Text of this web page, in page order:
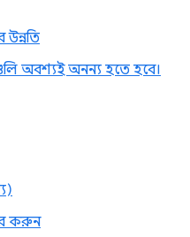
অবশ্যই অনন্য হতে হবে।
করুন